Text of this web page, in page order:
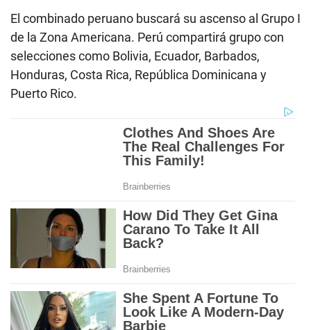
El combinado peruano buscará su ascenso al Grupo I
de la Zona Americana. Perú compartirá grupo con
selecciones como Bolivia, Ecuador, Barbados,
Honduras, Costa Rica, República Dominicana y
Puerto Rico.